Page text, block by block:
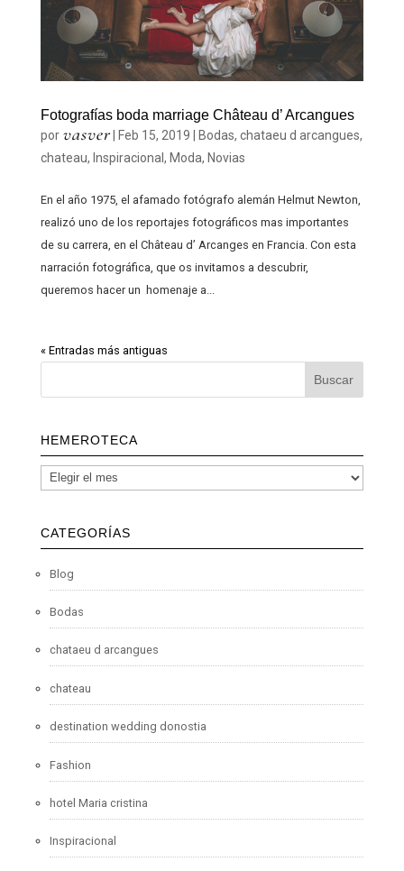
Fotografías boda marriage Château d’ Arcangues
por vasver| Feb 15, 2019 | Bodas, chataeu d arcangues,
chateau, Inspiracional, Moda, Novias
En el año 1975, el afamado fotógrafo alemán Helmut Newton,
realizó uno de los reportajes fotográficos mas importantes
de su carrera, en el Château d’ Arcanges en Francia. Con esta
narración fotográfica, que os invitamos a descubrir,
queremos hacer un homenaje a...
« Entradas más antiguas
HEMEROTECA
CATEGORÍAS
Blog
Bodas
chataeu d arcangues
chateau
destination wedding donostia
Fashion
hotel Maria cristina
Inspiracional